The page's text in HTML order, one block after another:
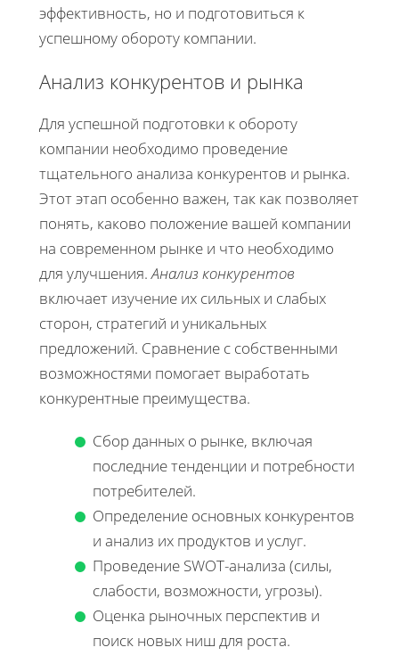
эффективность, но и подготовиться к
успешному обороту компании.
Анализ конкурентов и рынка
Для успешной подготовки к обороту
компании необходимо проведение
тщательного анализа конкурентов и рынка.
Этот этап особенно важен, так как позволяет
понять, каково положение вашей компании
на современном рынке и что необходимо
для улучшения.Анализ конкурентов
включает изучение их сильных и слабых
сторон, стратегий и уникальных
предложений. Сравнение с собственными
возможностями помогает выработать
конкурентные преимущества.
Сбор данных о рынке, включая
последние тенденции и потребности
потребителей.
Определение основных конкурентов
и анализ их продуктов и услуг.
Проведение SWOT-анализа (силы,
слабости, возможности, угрозы).
Оценка рыночных перспектив и
поиск новых ниш для роста.